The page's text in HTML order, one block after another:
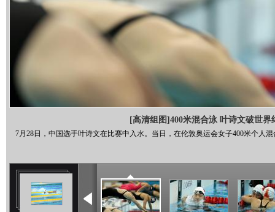
[高清组图]400米混合泳 叶诗文破世界
7月28日，中国选手叶诗文在比赛中入水。当日，在伦敦奥运会女子400米个人